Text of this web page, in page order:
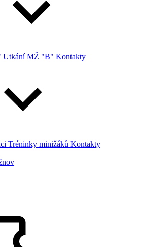
Utkání MŽ "B" Kontakty
Tréninky minižáků Kontakty